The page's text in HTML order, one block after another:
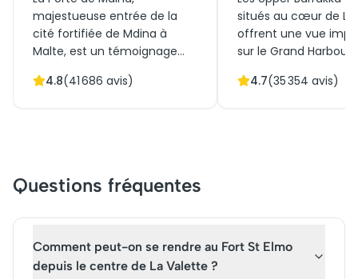
majestueuse entrée de la
cité fortifiée de Mdina à
Malte, est un témoignage
l'architecture baroque du
capitale maltaise, imprégnée
d'histoire médiévale et
elle incarne la rencontre
entre fortifications
4.8(41 686 avis)
situés au cœur de La
offrent une vue
sur le Grand Harbour,
maritime de Malte.
promenades
café accueillant et
de vue idéaux pour
4.7(35 354 avis)
Questions fréquentes
Comment peut-on se rendre au Fort St Elmo
depuis le centre de La Valette ?